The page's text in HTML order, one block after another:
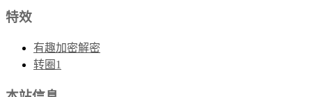
特效
有趣加密解密
转圈1